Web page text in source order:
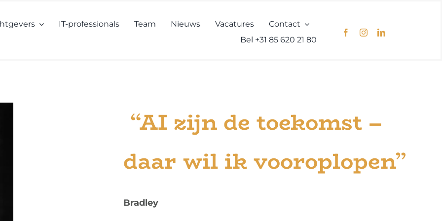
IT-professionals Team Nieuws Vacatures
Contact
Bel +31 85 620 21 80
“AI zijn de toekomst –
daar wil ik vooroplopen”
Bradley